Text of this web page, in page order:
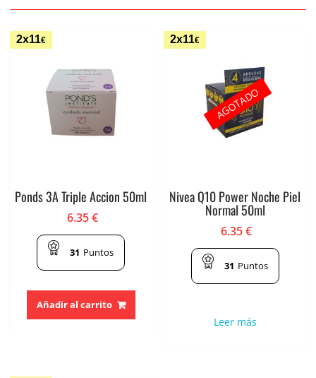
2x11€
Ponds 3A Triple Accion 50ml
6.35€
31 Puntos
Añadir al carrito
2x11€
Nivea Q10 Power Noche Piel
Normal 50ml
6.35€
31 Puntos
Leer más
AGOTADO